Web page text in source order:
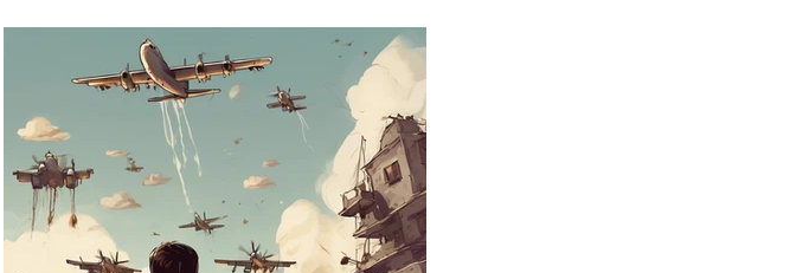
קהילות טכנולוגיות כלים השראה
אנשי מפתח פוסט אורח קצרצרים וקהילתיים
מחקר מדידה והערכה